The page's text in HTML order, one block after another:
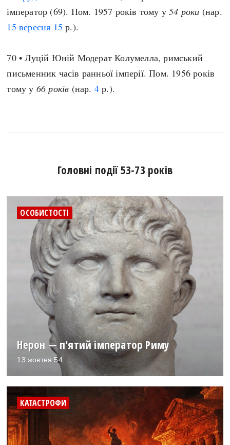
імператор (69). Пом. 1957 років тому у54 роки (нар.
15 вересня 15 р.).
70 • Луцій Юній Модерат Колумелла, римський
письменник часів ранньої імперії. Пом. 1956 років
тому у 66 років (нар. 4 р.).
Головні події 53-73 років
ОСОБИСТОСТІ
Нерон — п'ятий імператор Риму
13 жовтня 54
КАТАСТРОФИ